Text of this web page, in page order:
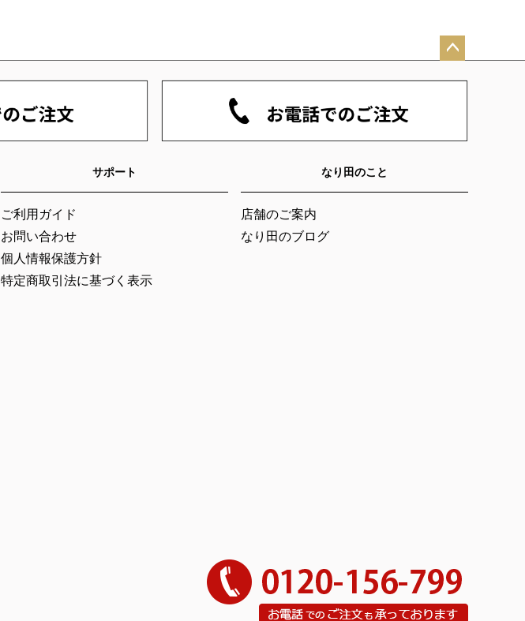
サポート
ご利用ガイド
お問い合わせ
個人情報保護方針
特定商取引法に基づく表示
なり田のこと
店舗のご案内
なり田のブログ